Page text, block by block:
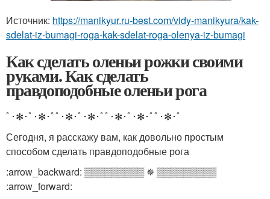
Источник: https://manikyur.ru-best.com/vidy-manikyura/kak-
sdelat-iz-bumagi-roga-kak-sdelat-roga-olenya-iz-bumagi
Как сделать оленьи рожки своими
руками. Как сделать
правдоподобные оленьи рога
ﾟ･✻･ﾟ･✻･ﾟﾟ･✻･ﾟ･✻･ﾟﾟ･✻･ﾟ･✻･ﾟﾟ･✻･ﾟ
Сегодня, я расскажу вам, как довольно простым
способом сделать правдоподобные рога
:arrow_backward: ▒▒▒▒▒▒▒▒▒ ✵ ▒▒▒▒▒▒▒▒▒
:arrow_forward: